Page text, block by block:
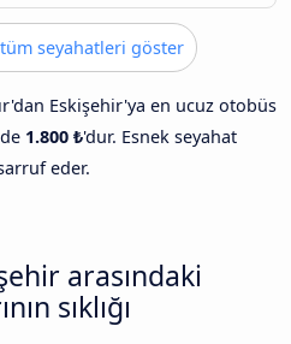
seyahatleri göster
Eskişehir'ya en ucuz otobüs
1.800 ₺'dur. Esnek seyahat
eder.
arasındaki
sıklığı